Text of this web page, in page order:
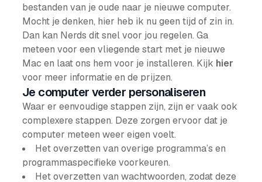
bestanden van je oude naar je nieuwe computer.
Mocht je denken, hier heb ik nu geen tijd of zin in.
Dan kan Nerds dit snel voor jou regelen. Ga
meteen voor een vliegende start met je nieuwe
Mac en laat ons hem voor je installeren. Kijk hier
voor meer informatie en de prijzen.
Je computer verder personaliseren
Waar er eenvoudige stappen zijn, zijn er vaak ook
complexere stappen. Deze zorgen ervoor dat je
computer meteen weer eigen voelt.
Het overzetten van overige programma’s en
programmaspecifieke voorkeuren.
Het overzetten van wachtwoorden, zodat deze